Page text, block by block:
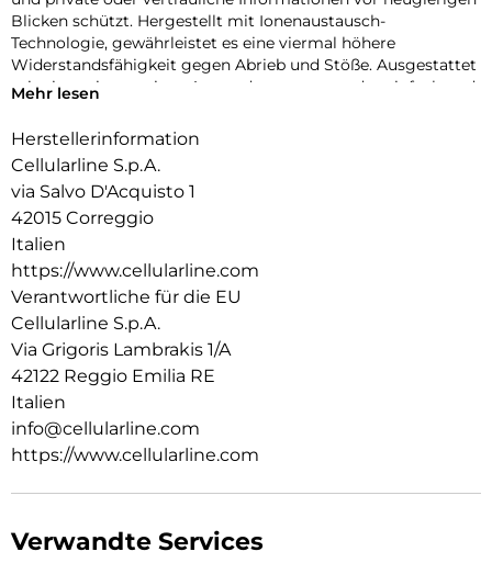
Blicken schützt. Hergestellt mit Ionenaustausch-
Technologie, gewährleistet es eine viermal höhere
Widerstandsfähigkeit gegen Abrieb und Stöße. Ausgestattet
mit einem innovativen Anwendungssystem, das einfach und
ohne Blasen oder Mängel.
Mehr lesen
Herstellerinformation
Cellularline S.p.A.
via Salvo D'Acquisto 1
42015 Correggio
Italien
https://www.cellularline.com
Verantwortliche für die EU
Cellularline S.p.A.
Via Grigoris Lambrakis 1/A
42122 Reggio Emilia RE
Italien
info@cellularline.com
https://www.cellularline.com
Verwandte Services